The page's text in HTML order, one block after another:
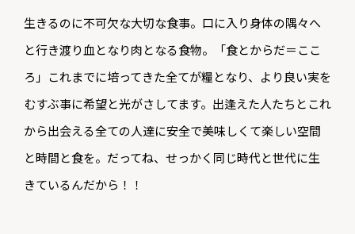
生きるのに不可欠な大切な食事。口に入り身体の隅々へ
と行き渡り血となり肉となる食物。「食とからだ＝ここ
ろ」これまでに培ってきた全てが糧となり、より良い実を
むすぶ事に希望と光がさしてます。出逢えた人たちとこれ
から出会える全ての人達に安全で美味しくて楽しい空間
と時間と食を。だってね、せっかく同じ時代と世代に生
きているんだから！！